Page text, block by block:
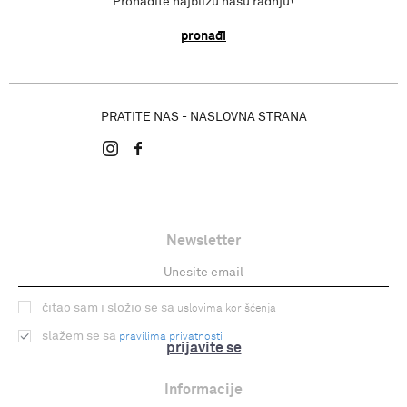
pronađi
PRATITE NAS - NASLOVNA STRANA
Newsletter
prijavite se
čitao sam i složio se sa uslovima korišćenja
slažem se sa pravilima privatnosti
Informacije